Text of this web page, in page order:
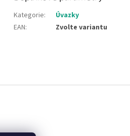
Kategorie:
Úvazky
EAN: Zvolte variantu